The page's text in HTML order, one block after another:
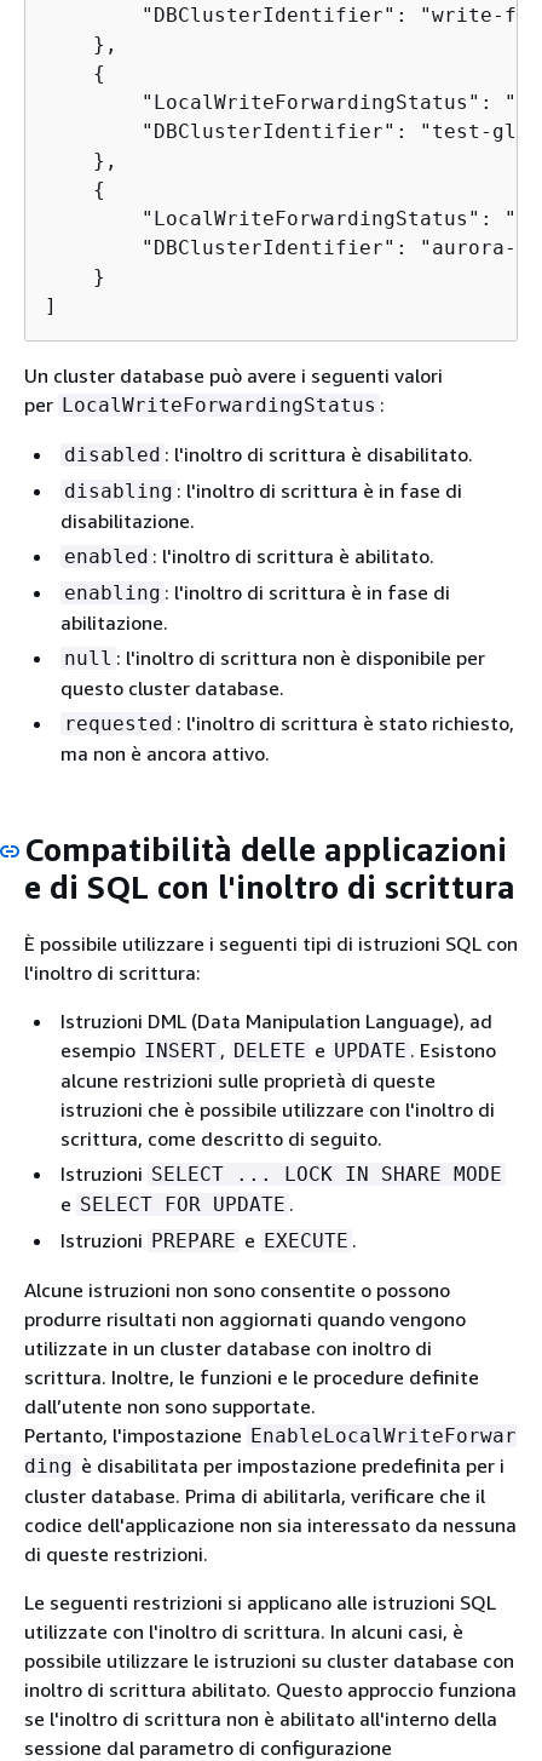
"DBClusterIdentifier": "write-
    },
{
"LocalWriteForwardingStatus":
"DBClusterIdentifier": "test-
    },
{
"LocalWriteForwardingStatus":
"DBClusterIdentifier": "aurora-
    }
]
Un cluster database può avere i seguenti valori
per LocalWriteForwardingStatus :
disabled : l'inoltro di scrittura è disabilitato.
disabling : l'inoltro di scrittura è in fase di
disabilitazione.
enabled : l'inoltro di scrittura è abilitato.
enabling : l'inoltro di scrittura è in fase di
abilitazione.
null : l'inoltro di scrittura non è disponibile per
questo cluster database.
requested : l'inoltro di scrittura è stato richiesto,
ma non è ancora attivo.
Compatibilità delle applicazioni
e di SQL con l'inoltro di scrittura
È possibile utilizzare i seguenti tipi di istruzioni SQL con
l'inoltro di scrittura:
Istruzioni DML (Data Manipulation Language), ad
esempio INSERT , DELETE e UPDATE . Esistono
alcune restrizioni sulle proprietà di queste
istruzioni che è possibile utilizzare con l'inoltro di
scrittura, come descritto di seguito.
Istruzioni SELECT ... LOCK IN SHARE MODE
e SELECT FOR UPDATE .
Istruzioni PREPARE e EXECUTE .
Alcune istruzioni non sono consentite o possono
produrre risultati non aggiornati quando vengono
utilizzate in un cluster database con inoltro di
scrittura. Inoltre, le funzioni e le procedure definite
dall’utente non sono supportate.
Pertanto, l'impostazione EnableLocalWriteForwar
ding è disabilitata per impostazione predefinita per i
cluster database. Prima di abilitarla, verificare che il
codice dell'applicazione non sia interessato da nessuna
di queste restrizioni.
Le seguenti restrizioni si applicano alle istruzioni SQL
utilizzate con l'inoltro di scrittura. In alcuni casi, è
possibile utilizzare le istruzioni su cluster database con
inoltro di scrittura abilitato. Questo approccio funziona
se l'inoltro di scrittura non è abilitato all'interno della
sessione dal parametro di configurazione